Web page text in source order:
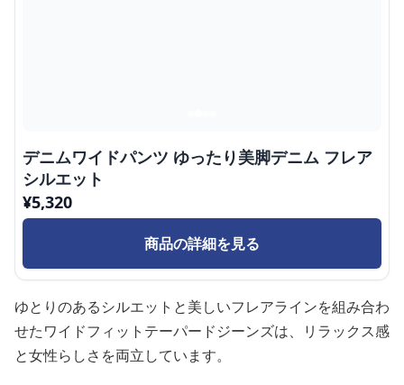
デニムワイドパンツ ゆったり美脚デニム フレア
シルエット
¥5,320
商品の詳細を見る
ゆとりのあるシルエットと美しいフレアラインを組み合わ
せたワイドフィットテーパードジーンズは、リラックス感
と女性らしさを両立しています。